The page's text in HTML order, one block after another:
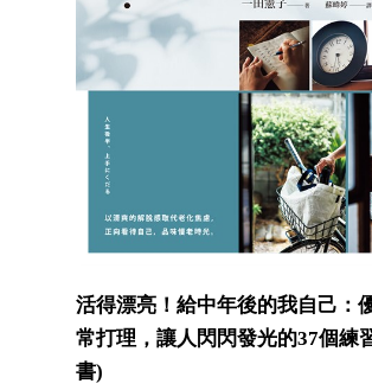
活得漂亮！給中年後的我自己：
常打理，讓人閃閃發光的37個練
書)